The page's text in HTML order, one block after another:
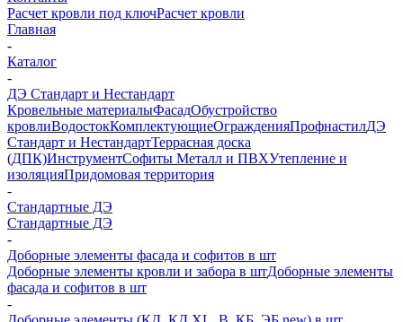
Расчет кровли под ключРасчет кровли
Главная
-
Каталог
-
ДЭ Стандарт и Нестандарт
Кровельные материалыФасадОбустройство
кровлиВодостокКомплектующиеОгражденияПрофнастилДЭ
Стандарт и НестандартТеррасная доска
(ДПК)ИнструментСофиты Металл и ПВХУтепление и
изоляцияПридомовая территория
-
Стандартные ДЭ
Стандартные ДЭ
-
Доборные элементы фасада и софитов в шт
Доборные элементы кровли и забора в штДоборные элементы
фасада и софитов в шт
-